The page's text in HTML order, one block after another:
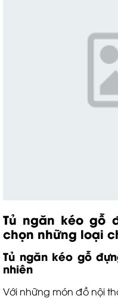
Tủ ngăn kéo gỗ
chọn những loại
Tủ ngăn kéo gỗ
nhiên
Với những món đồ nội